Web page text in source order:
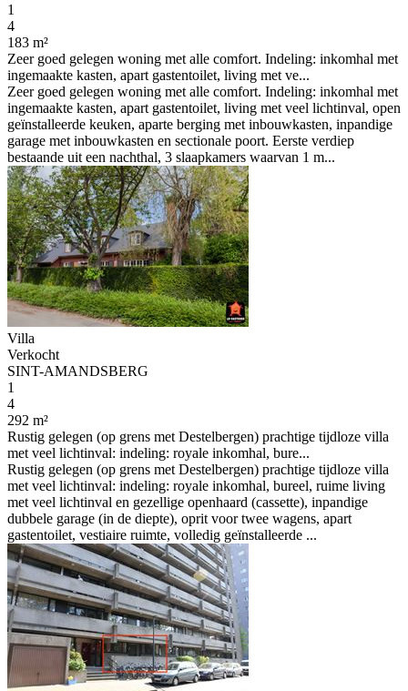
1
4
183 m²
Zeer goed gelegen woning met alle comfort. Indeling: inkomhal met
ingemaakte kasten, apart gastentoilet, living met ve...
Zeer goed gelegen woning met alle comfort. Indeling: inkomhal met
ingemaakte kasten, apart gastentoilet, living met veel lichtinval, open
geïnstalleerde keuken, aparte berging met inbouwkasten, inpandige
garage met inbouwkasten en sectionale poort. Eerste verdiep
bestaande uit een nachthal, 3 slaapkamers waarvan 1 m...
Villa
Verkocht
SINT-AMANDSBERG
1
4
292 m²
Rustig gelegen (op grens met Destelbergen) prachtige tijdloze villa
met veel lichtinval: indeling: royale inkomhal, bure...
Rustig gelegen (op grens met Destelbergen) prachtige tijdloze villa
met veel lichtinval: indeling: royale inkomhal, bureel, ruime living
met veel lichtinval en gezellige openhaard (cassette), inpandige
dubbele garage (in de diepte), oprit voor twee wagens, apart
gastentoilet, vestiaire ruimte, volledig geïnstalleerde ...